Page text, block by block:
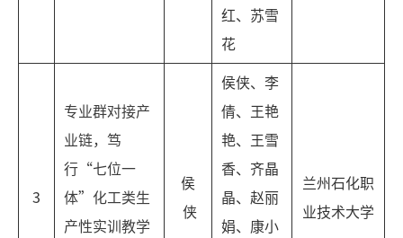
红、苏雪
花
3
专业群对接产
业链，笃
行“七位一
体”化工类生
产性实训教学
侯
侠
侯侠、李
倩、王艳
艳、王雪
香、齐晶
晶、赵丽
娟、康小
兰州石化职
业技术大学